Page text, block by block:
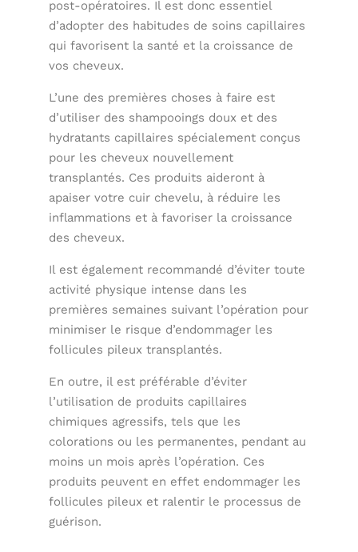
post-opératoires. Il est donc essentiel
d’adopter des habitudes de soins capillaires
qui favorisent la santé et la croissance de
vos cheveux.
L’une des premières choses à faire est
d’utiliser des shampooings doux et des
hydratants capillaires spécialement conçus
pour les cheveux nouvellement
transplantés. Ces produits aideront à
apaiser votre cuir chevelu, à réduire les
inflammations et à favoriser la croissance
des cheveux.
Il est également recommandé d’éviter toute
activité physique intense dans les
premières semaines suivant l’opération pour
minimiser le risque d’endommager les
follicules pileux transplantés.
En outre, il est préférable d’éviter
l’utilisation de produits capillaires
chimiques agressifs, tels que les
colorations ou les permanentes, pendant au
moins un mois après l’opération. Ces
produits peuvent en effet endommager les
follicules pileux et ralentir le processus de
guérison.